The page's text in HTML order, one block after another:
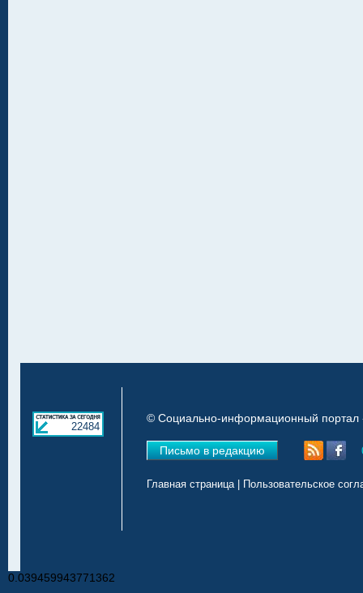
22484
© Социально-информационный портал
Письмо в редакцию
Главная страница| Пользовательское
0.039459943771362